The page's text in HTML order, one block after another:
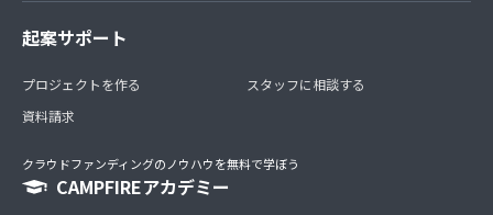
起案サポート
プロジェクトを作る
資料請求
スタッフに相談する
クラウドファンディングのノウハウを無料で学ぼう
CAMPFIREアカデミー